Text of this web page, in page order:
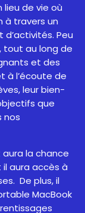
lieu de vie où
à travers un
Peu
tout au long de
et des
à l’écoute de
leur bien-
que
nos
la chance
il aura accès à
De plus, il
MacBook